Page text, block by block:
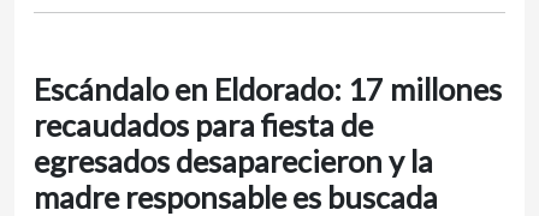
Escándalo en Eldorado: 17 millones
recaudados para fiesta de
egresados desaparecieron y la
madre responsable es buscada